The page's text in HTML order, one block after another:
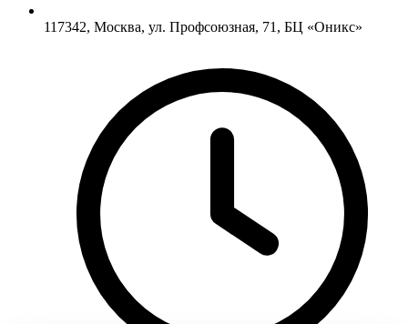
117342, Москва, ул. Профсоюзная, 71, БЦ «Оникс»